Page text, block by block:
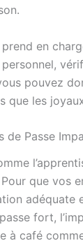
en
pouvez
que les
de Passe
que vos
adéquate
fort,
à café